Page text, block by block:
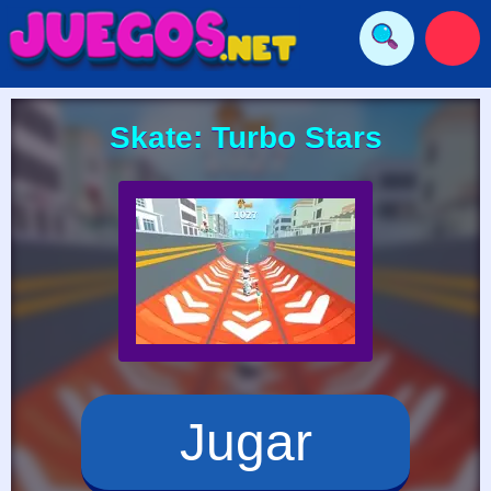
Skate: Turbo Stars
Jugar